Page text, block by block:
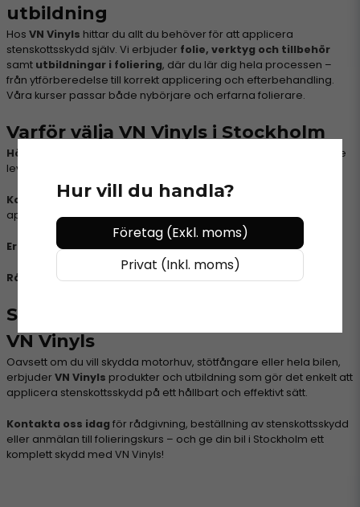
utbildning
Hos VN Vinyls hittar du allt du behöver för att applicera
stenskottsskydd själv. Vi erbjuder folie, verktyg och tillbehör
samt utbildningar i foliering, där du lär dig hela processen –
från ytförberedelse till korrekt applicering och efterbehandling.
Våra kurser passar både nybörjare och erfarna folierare.
Varför välja VN Vinyls i Stockholm
Högkvalitativ stenskottsskyddfilm
från marknadens ledande
leverantörer.
Kompletta verktygspaket för enkel och professionell
applicering.
Erfarna instruktörersom lär ut beprövade metoder.
Rådgivning och supportvid val av film och teknik.
Stenskottsskydd i Stockholm med
VN Vinyls
Oavsett om du vill skydda motorhuv, stötfångare eller hela bilen,
erbjuderVN Vinyls produkter och utbildning som gör det enkelt att
applicera stenskottsskydd på ett hållbart och effektivt sätt.
Kontakta oss idag för rådgivning, beställning av stenskottsskydd
eller anmälan till folieringskurs – och ge din bil i Stockholm ett
komplett skydd med VN Vinyls!
Hur vill du handla?
Företag (Exkl. moms)
Privat (Inkl. moms)